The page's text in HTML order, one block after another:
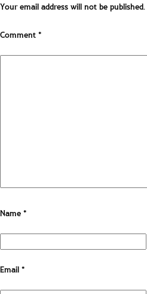
Your email address will not be published.
Comment*
Name*
Email*